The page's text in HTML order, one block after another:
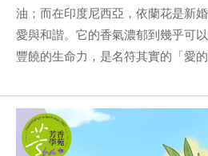
油；而在印度尼西亞，依蘭花是新
愛與和諧。它的香氣濃郁到幾乎可
豐饒的生命力，是名符其實的「愛的